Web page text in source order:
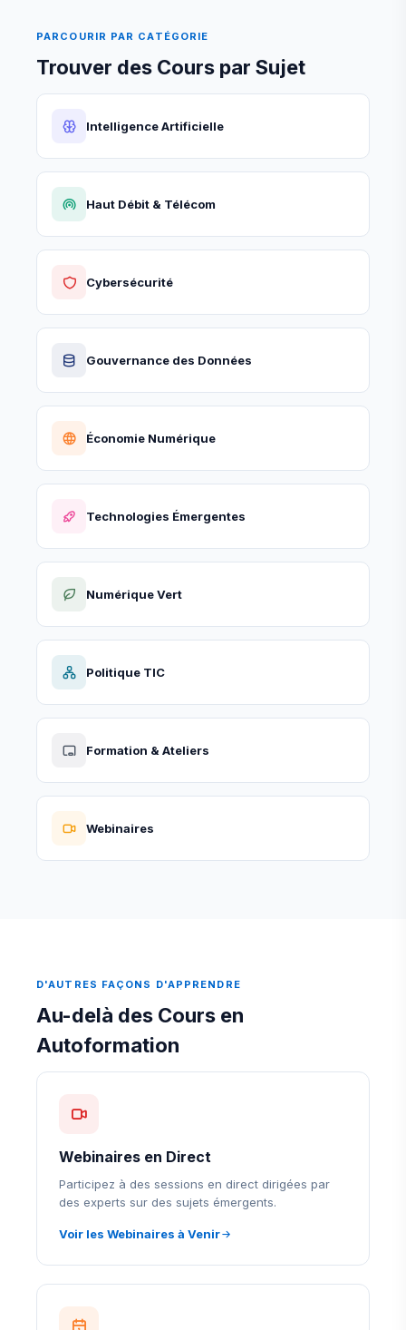
PARCOURIR PAR CATÉGORIE
Trouver des Cours par Sujet
Intelligence Artificielle
Haut Débit & Télécom
Cybersécurité
Gouvernance des Données
Économie Numérique
Technologies Émergentes
Numérique Vert
Politique TIC
Formation & Ateliers
Webinaires
D'AUTRES FAÇONS D'APPRENDRE
Au-delà des Cours en
Autoformation
Webinaires en Direct
Participez à des sessions en direct dirigées par
des experts sur des sujets émergents.
Voir les Webinaires à Venir